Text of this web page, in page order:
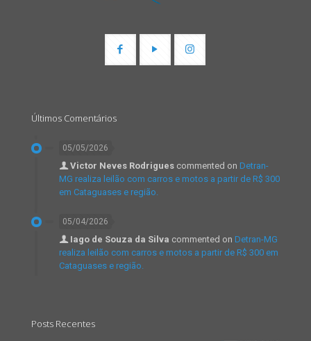
Últimos Comentários
05/05/2026
Victor Neves Rodrigues commented on Detran-
MG realiza leilão com carros e motos a partir de R$ 300
em Cataguases e região.
05/04/2026
Iago de Souza da Silva commented on Detran-MG
realiza leilão com carros e motos a partir de R$ 300 em
Cataguases e região.
Posts Recentes